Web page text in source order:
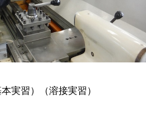
実習）（溶接実習）